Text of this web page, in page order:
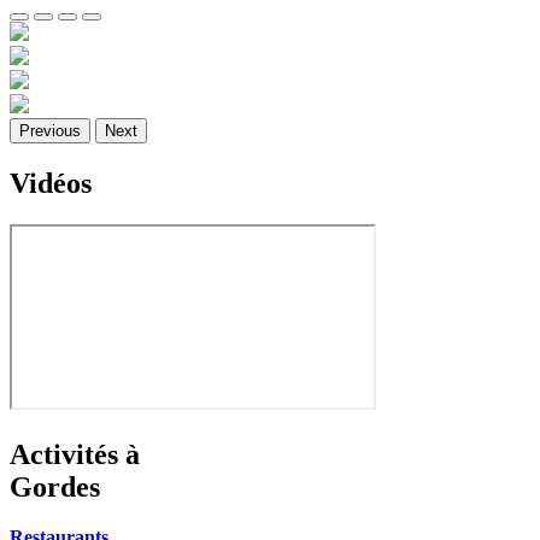
Previous Next
Vidéos
Activités à
Gordes